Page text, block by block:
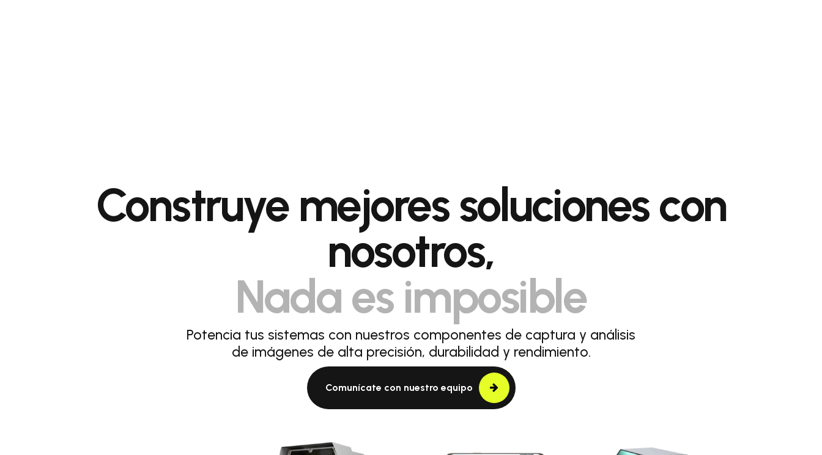
Construye mejores soluciones con
nosotros,
Nada es imposible
Potencia tus sistemas con nuestros componentes de captura y análisis
de imágenes de alta precisión, durabilidad y rendimiento.
Comunícate con nuestro equipo